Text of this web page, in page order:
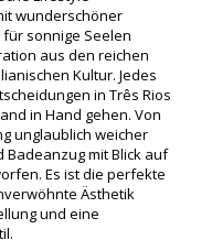
(Andere Accessoires
M (7899810368461),
wunderschöner
sonnige Seelen
aus den reichen
Kultur. Jedes
in Três Rios
in Hand gehen. Von
unglaublich weicher
Badeanzug mit Blick auf
Es ist die perfekte
Ästhetik
und eine